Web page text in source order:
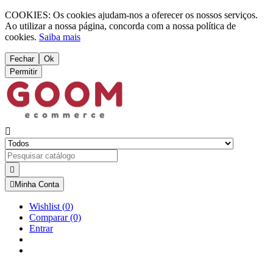
COOKIES: Os cookies ajudam-nos a oferecer os nossos serviços.
Ao utilizar a nossa página, concorda com a nossa política de
cookies. Saiba mais
Fechar
Ok
Permitir


 Minha Conta
Wishlist (0)
Comparar(0)
Entrar